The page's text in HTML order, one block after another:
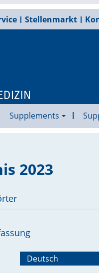
Stellenmarkt
Supplements
2023
Deutsch